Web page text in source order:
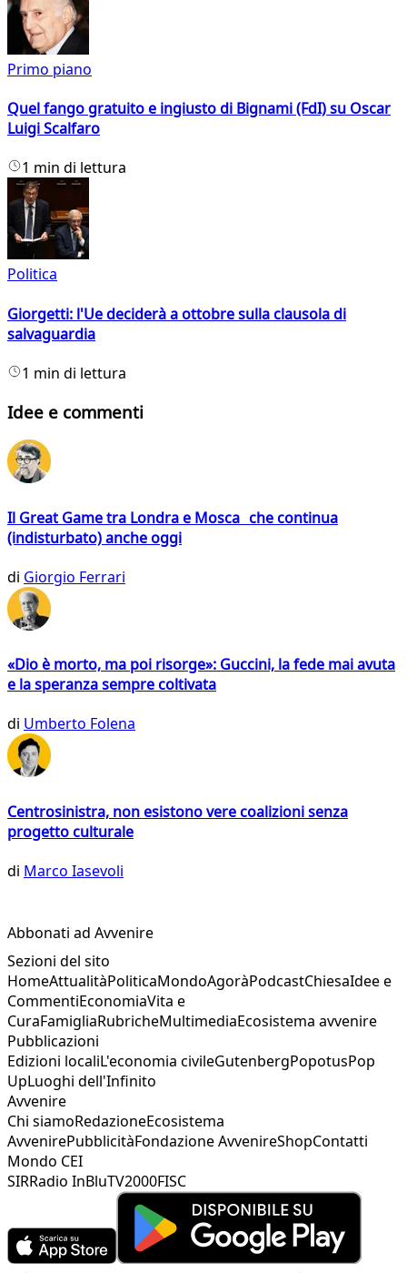
Primo piano
Quel fango gratuito e ingiusto di Bignami (FdI) su Oscar
Luigi Scalfaro
1 min di lettura
Politica
Giorgetti: l'Ue deciderà a ottobre sulla clausola di
salvaguardia
1 min di lettura
Idee e commenti
Il Great Game tra Londra e Mosca che continua
(indisturbato) anche oggi
di Giorgio Ferrari
«Dio è morto, ma poi risorge»: Guccini, la fede mai avuta
e la speranza sempre coltivata
di Umberto Folena
Centrosinistra, non esistono vere coalizioni senza
progetto culturale
di Marco Iasevoli
Abbonati ad Avvenire
Sezioni del sito
HomeAttualitàPoliticaMondoAgoràPodcastChiesaIdee e
CommentiEconomiaVita e
CuraFamigliaRubricheMultimediaEcosistema avvenire
Pubblicazioni
Edizioni localiL'economia civileGutenbergPopotusPop
UpLuoghi dell'Infinito
Avvenire
Chi siamoRedazioneEcosistema
AvvenirePubblicitàFondazione AvvenireShopContatti
Mondo CEI
SIRRadio InBluTV2000FISC